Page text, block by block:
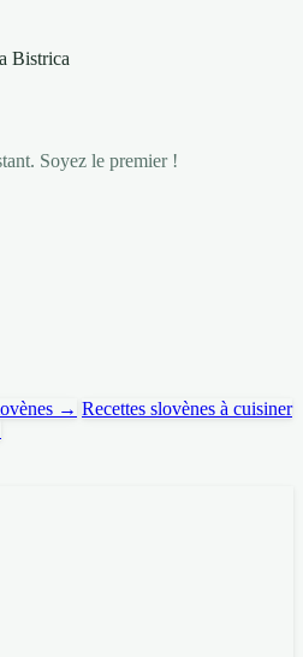
Bistrica
Soyez le premier !
→ Recettes slovènes à cuisiner